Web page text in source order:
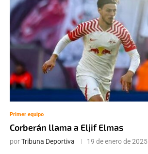
Primer equipo
Corberán llama a Eljif Elmas
porTribuna Deportiva 19 de enero de 2025